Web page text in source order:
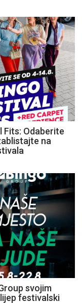
Fits: Odaberite
na
svojim
festivalski